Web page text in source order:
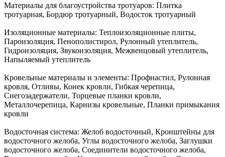
Материалы для благоустройства тротуаров: Плитка
тротуарная, Бордюр тротуарный, Водосток тротуарный
Изоляционные материалы: Теплоизоляционные плиты,
Пароизоляция, Пенополистирол, Рулонный утеплитель,
Гидроизоляция, Звукоизоляция, Межвенцовый утеплитель,
Напыляемый утеплитель
Кровельные материалы и элементы: Профнастил, Рулонная
кровля, Отливы, Конек кровли, Гибкая черепица,
Снегозадержатели, Торцевые планки кровли,
Металлочерепица, Карнизы кровельные, Планки примыкания
кровли
Водосточная система: Желоб водосточный, Кронштейны для
водосточного желоба, Углы водосточного желоба, Заглушки
водосточного желоба, Соединители водосточного желоба,